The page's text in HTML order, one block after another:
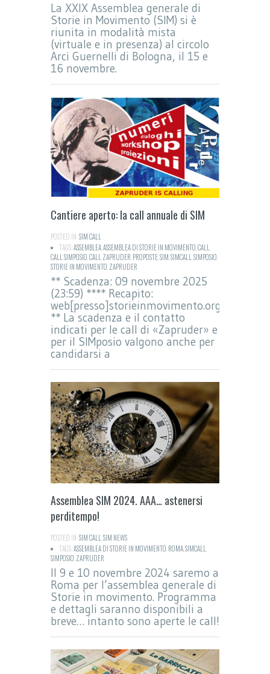
La XXIX Assemblea generale di
Storie in Movimento (SIM) si è
riunita in modalità mista
(virtuale e in presenza) al circolo
Arci Guernelli di Bologna, il 15 e
16 novembre.
Cantiere aperto: la call annuale di SIM
POSTED IN:SIM CALL
TAGS:ASSEMBLEAASSEMBLEA DI STORIE IN MOVIMENTO CALL
CALL SIMPOSIO CALL ZAPRUDER PROPOSTESIM SIMCALL SIMPOSIO
STORIE IN MOVIMENTO ZAPRUDER
** Scadenza: 09 novembre 2025
(23:59) **** Recapito:
web[presso]storieinmovimento.org
** La scadenza e il contatto
indicati per le call di «Zapruder» e
per il SIMposio valgono anche per
candidarsi a
Assemblea SIM 2024. AAA… astenersi
perditempo!
POSTED IN:SIM CALL SIM NEWS
TAGS:ASSEMBLEA DI STORIE IN MOVIMENTO ROMASIMCALL
SIMPOSIO ZAPRUDER
Il 9 e 10 novembre 2024 saremo a
Roma per l’assemblea generale di
Storie in movimento. Programma
e dettagli saranno disponibili a
breve… intanto sono aperte le call!